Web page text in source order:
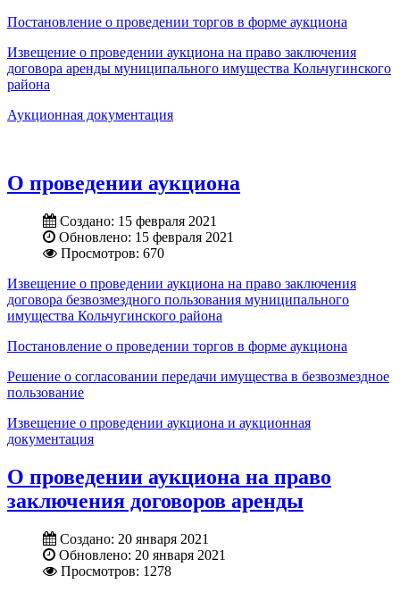
Постановление о проведении торгов в форме аукциона
Извещение о проведении аукциона на право заключения
договора аренды муниципального имущества Кольчугинского
района
Аукционная документация
О проведении аукциона
Создано: 15 февраля 2021
Обновлено: 15 февраля 2021
Просмотров: 670
Извещение о проведении аукциона на право заключения
договора безвозмездного пользования муниципального
имущества Кольчугинского района
Постановление о проведении торгов в форме аукциона
Решение о согласовании передачи имущества в безвозмездное
пользование
Извещение о проведении аукциона и аукционная
документация
О проведении аукциона на право
заключения договоров аренды
Создано: 20 января 2021
Обновлено: 20 января 2021
Просмотров: 1278